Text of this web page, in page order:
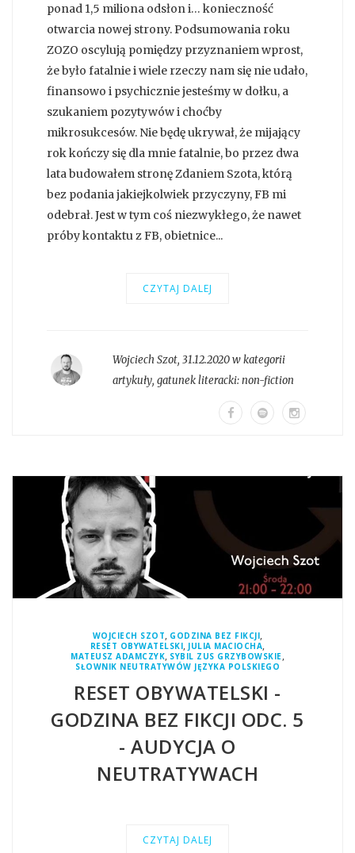
ponad 1,5 miliona odsłon i… konieczność
otwarcia nowej strony. Podsumowania roku
ZOZO oscylują pomiędzy przyznaniem wprost,
że było fatalnie i wiele rzeczy nam się nie udało,
finansowo i psychicznie jesteśmy w dołku, a
szukaniem pozytywów i choćby
mikrosukcesów. Nie będę ukrywał, że mijający
rok kończy się dla mnie fatalnie, bo przez dwa
lata budowałem stronę Zdaniem Szota, którą
bez podania jakiejkolwiek przyczyny, FB mi
odebrał. Jest w tym coś niezwykłego, że nawet
próby kontaktu z FB, obietnice...
CZYTAJ DALEJ
Wojciech Szot, 31.12.2020 w kategorii
artykuły, gatunek literacki:non-fiction
WOJCIECH SZOT, GODZINA BEZ FIKCJI,
RESET OBYWATELSKI, JULIA MACIOCHA,
MATEUSZ ADAMCZYK, SYBIL ZUS GRZYBOWSKIE,
SŁOWNIK NEUTRATYWÓW JĘZYKA POLSKIEGO
RESET OBYWATELSKI -
GODZINA BEZ FIKCJI ODC. 5
- AUDYCJA O
NEUTRATYWACH
CZYTAJ DALEJ